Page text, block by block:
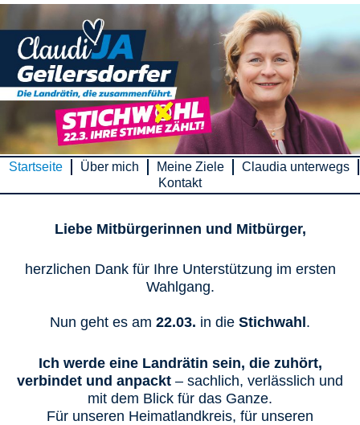
Zum
Inhalt
springen
Startseite Über mich Meine Ziele
Claudia unterwegs
Kontakt
Liebe Mitbürgerinnen und Mitbürger,
herzlichen Dank für Ihre Unterstützung im ersten
Wahlgang.
Nun geht es am 22.03. in die Stichwahl .
Ich werde eine Landrätin sein, die zuhört,
verbindet und anpackt – sachlich, verlässlich und
mit dem Blick für das Ganze.
Für unseren Heimatlandkreis, für unseren